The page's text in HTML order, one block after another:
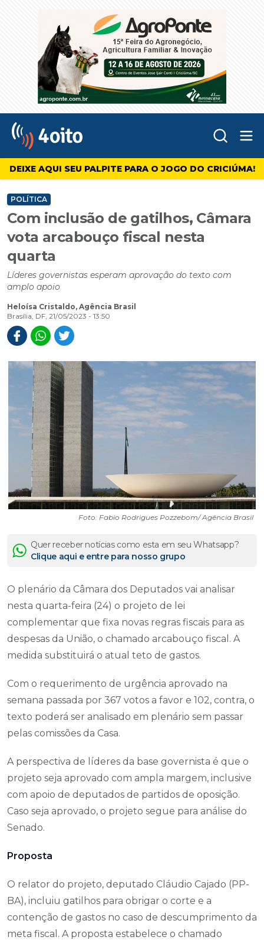
4oito
DEIXE AQUI SEU PALPITE PARA O JOGO DO CRICIÚMA!
POLÍTICA
Com inclusão de gatilhos, Câmara
vota arcabouço fiscal nesta
quarta
Líderes governistas esperam aprovação do texto com
amplo apoio
Heloísa Cristaldo, Agência Brasil
Brasília, DF, 21/05/2023 - 13:50
Foto: Fabio Rodrigues Pozzebom/ Agência Brasil
Quer receber notícias como esta em seu Whatsapp?
Clique aqui e entre para nosso grupo
O plenário da Câmara dos Deputados vai analisar
nesta quarta-feira (24) o projeto de lei
complementar que fixa novas regras fiscais para as
despesas da União, o chamado arcabouço fiscal. A
medida substituirá o atual teto de gastos.
Com o requerimento de urgência aprovado na
semana passada por 367 votos a favor e 102, contra, o
texto poderá ser analisado em plenário sem passar
pelas comissões da Casa.
A perspectiva de líderes da base governista é que o
projeto seja aprovado com ampla margem, inclusive
com apoio de deputados de partidos de oposição.
Caso seja aprovado, o projeto segue para análise do
Senado.
Proposta
O relator do projeto, deputado Cláudio Cajado (PP-
BA), incluiu gatilhos para obrigar o corte e a
contenção de gastos no caso de descumprimento da
meta fiscal. A proposta estabelece o chamado